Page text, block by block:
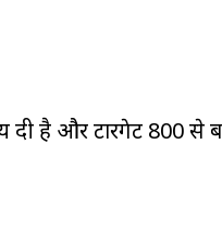
दी है और टारगेट 800 से